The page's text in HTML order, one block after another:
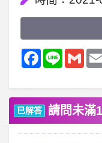
Facebook
Line
已解答 請問未滿